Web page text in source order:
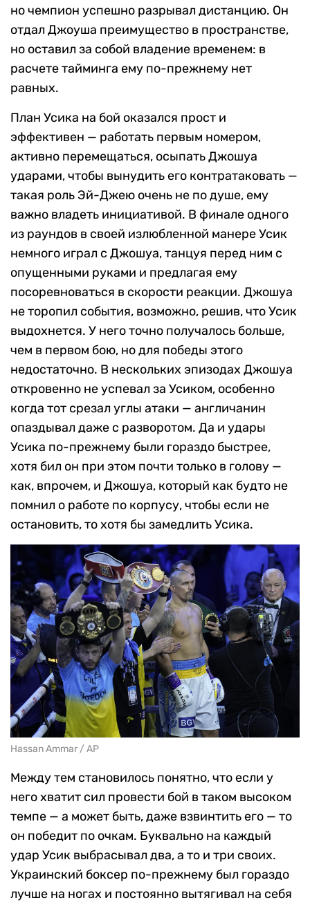
но чемпион успешно разрывал дистанцию. Он
отдал Джоуша преимущество в пространстве,
но оставил за собой владение временем: в
расчете тайминга ему по-прежнему нет
равных.
План Усика на бой оказался прост и
эффективен — работать первым номером,
активно перемещаться, осыпать Джошуа
ударами, чтобы вынудить его контратаковать —
такая роль Эй-Джею очень не по душе, ему
важно владеть инициативой. В финале одного
из раундов в своей излюбленной манере Усик
немного играл с Джошуа, танцуя перед ним с
опущенными руками и предлагая ему
посоревноваться в скорости реакции. Джошуа
не торопил события, возможно, решив, что Усик
выдохнется. У него точно получалось больше,
чем в первом бою, но для победы этого
недостаточно. В нескольких эпизодах Джошуа
откровенно не успевал за Усиком, особенно
когда тот срезал углы атаки — англичанин
опаздывал даже с разворотом. Да и удары
Усика по-прежнему были гораздо быстрее,
хотя бил он при этом почти только в голову —
как, впрочем, и Джошуа, который как будто не
помнил о работе по корпусу, чтобы если не
остановить, то хотя бы замедлить Усика.
Hassan Ammar / AP
Между тем становилось понятно, что если у
него хватит сил провести бой в таком высоком
темпе — а может быть, даже взвинтить его — то
он победит по очкам. Буквально на каждый
удар Усик выбрасывал два, а то и три своих.
Украинский боксер по-прежнему был гораздо
лучше на ногах и постоянно вытягивал на себя